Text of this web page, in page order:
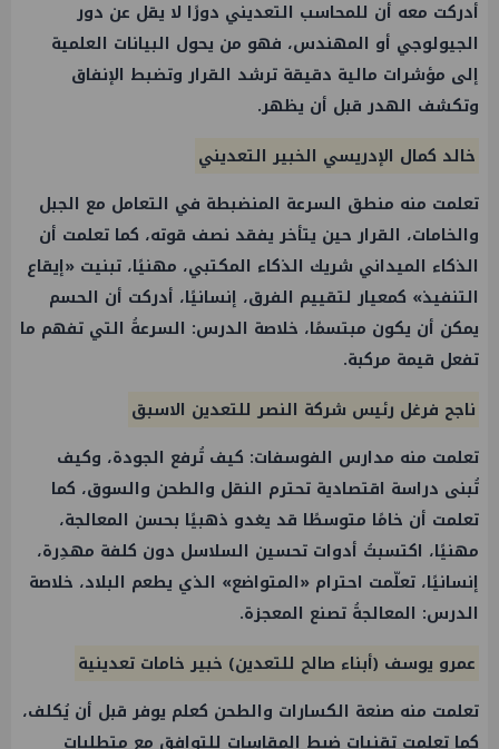
أدركت معه أن للمحاسب التعديني دورًا لا يقل عن دور
الجيولوجي أو المهندس، فهو من يحول البيانات العلمية
إلى مؤشرات مالية دقيقة ترشد القرار وتضبط الإنفاق
وتكشف الهدر قبل أن يظهر.
خالد كمال الإدريسي الخبير التعديني
تعلمت منه منطق السرعة المنضبطة في التعامل مع الجبل
والخامات، القرار حين يتأخر يفقد نصف قوته، كما تعلمت أن
الذكاء الميداني شريك الذكاء المكتبي، مهنيًا، تبنيت «إيقاع
التنفيذ» كمعيار لتقييم الفرق، إنسانيًا، أدركت أن الحسم
يمكن أن يكون مبتسمًا، خلاصة الدرس: السرعةُ التي تفهم ما
تفعل قيمة مركبة.
ناجح فرغل رئيس شركة النصر للتعدين الاسبق
تعلمت منه مدارس الفوسفات: كيف تُرفع الجودة، وكيف
تُبنى دراسة اقتصادية تحترم النقل والطحن والسوق، كما
تعلمت أن خامًا متوسطًا قد يغدو ذهبيًا بحسن المعالجة،
مهنيًا، اكتسبتُ أدوات تحسين السلاسل دون كلفة مهدِرة،
إنسانيًا، تعلّمت احترام «المتواضع» الذي يطعم البلاد، خلاصة
الدرس: المعالجةُ تصنع المعجزة.
عمرو يوسف (أبناء صالح للتعدين) خبير خامات تعدينية
تعلمت منه صنعة الكسارات والطحن كعلم يوفر قبل أن يُكلف،